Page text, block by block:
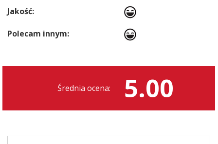
Jakość:
Polecam innym:
Średnia ocena: 5.00